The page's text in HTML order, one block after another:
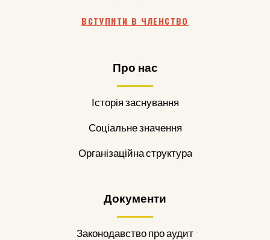
ВСТУПИТИ В ЧЛЕНСТВО
Про нас
Історія заснування
Соціальне значення
Організаційна структура
Документи
Законодавство про аудит